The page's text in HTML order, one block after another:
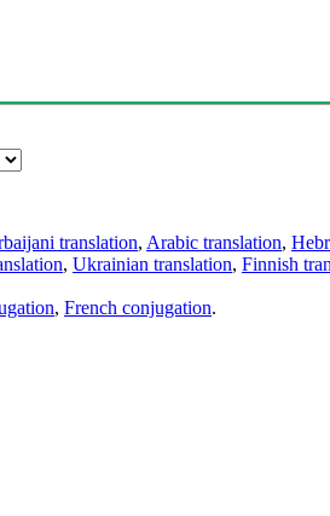
translation, Arabic translation,
, Ukrainian translation, Finnish
, French conjugation.